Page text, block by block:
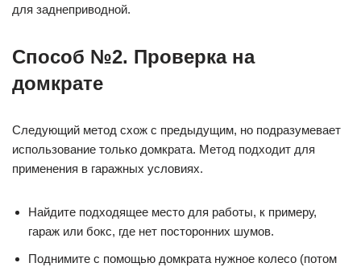
для заднеприводной.
Способ №2. Проверка на
домкрате
Следующий метод схож с предыдущим, но подразумевает
использование только домкрата. Метод подходит для
применения в гаражных условиях.
Найдите подходящее место для работы, к примеру,
гараж или бокс, где нет посторонних шумов.
Поднимите с помощью домкрата нужное колесо (потом